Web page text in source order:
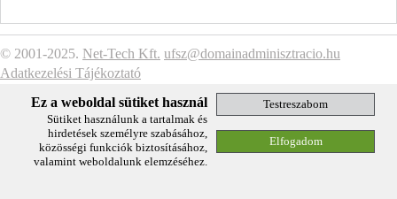
© 2001-2025. Net-Tech Kft. ufsz@domainadminisztracio.hu
Adatkezelési Tájékoztató
Ez a weboldal sütiket használ
Sütiket használunk a tartalmak és
hirdetések személyre szabásához,
közösségi funkciók biztosításához,
valamint weboldalunk elemzéséhez.